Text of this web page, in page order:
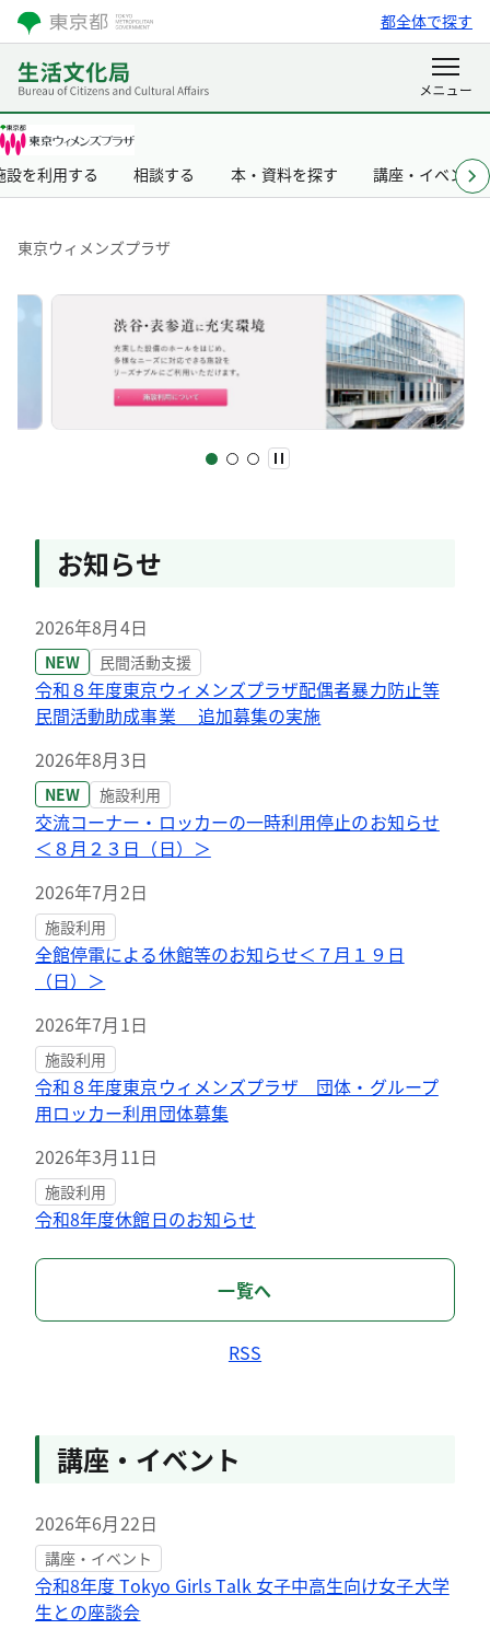
都全体で探す
設を利用する 相談する 本・資料を探す 講座・イベント
東京ウィメンズプラザ
お知らせ
2026年8月4日
NEW 民間活動支援
令和８年度東京ウィメンズプラザ配偶者暴力防止等
民間活動助成事業 追加募集の実施
2026年8月3日
NEW 施設利用
交流コーナー・ロッカーの一時利用停止のお知らせ
＜８月２３日（日）＞
2026年7月2日
施設利用
全館停電による休館等のお知らせ＜７月１９日
（日）＞
2026年7月1日
施設利用
令和８年度東京ウィメンズプラザ 団体・グループ
用ロッカー利用団体募集
2026年3月11日
施設利用
令和8年度休館日のお知らせ
一覧へ
RSS
講座・イベント
2026年6月22日
講座・イベント
令和8年度 Tokyo Girls Talk 女子中高生向け女子大学
生との座談会